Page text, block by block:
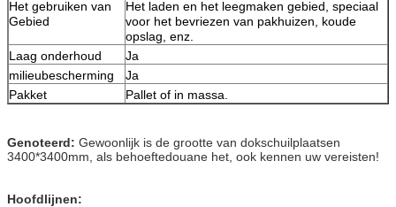
Het gebruiken van
Gebied
Het laden en het leegmaken gebied, speciaal
voor het bevriezen van pakhuizen,
koude
opslag, enz.
Laag onderhoud
Ja
milieubescherming
Ja
Pakket
Pallet of in massa.
Genoteerd: Gewoonlijk is de grootte van dokschuilplaatsen
3400*3400mm, als behoeftedouane het, ook kennen uw vereisten!
Hoofdlijnen: